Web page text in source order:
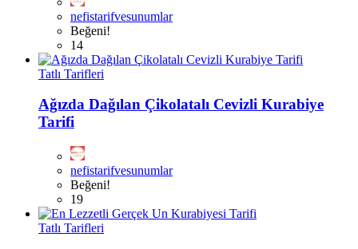
nefistarifvesunumlar
Beğeni!
14
Tatlı Tarifleri
Ağızda Dağılan Çikolatalı Cevizli Kurabiye
Tarifi
nefistarifvesunumlar
Beğeni!
19
Tatlı Tarifleri